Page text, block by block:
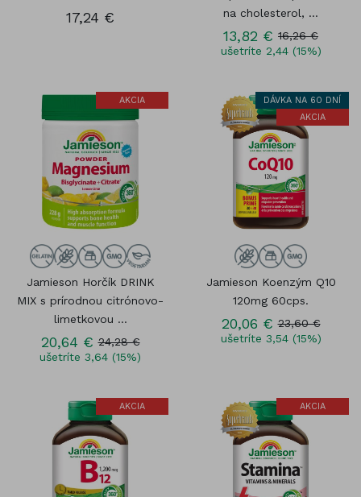
17,24 €
na cholesterol, ...
13,82 € 16,26 €
ušetríte 2,44 (15%)
AKCIA
Jamieson Horčík DRINK
MIX s prírodnou citrónovo-
limetkovou ...
20,64 € 24,28 €
ušetríte 3,64 (15%)
DÁVKA NA 60 DNÍ
AKCIA
Jamieson Koenzým Q10
120mg 60cps.
20,06 € 23,60 €
ušetríte 3,54 (15%)
AKCIA AKCIA